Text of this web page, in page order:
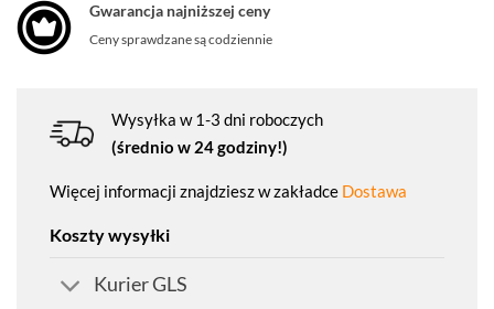
Gwarancja najniższej ceny
Ceny sprawdzane są codziennie
Wysyłka w 1-3 dni roboczych
(średnio w 24 godziny!)
Więcej informacji znajdziesz w zakładce Dostawa
Koszty wysyłki
Kurier GLS